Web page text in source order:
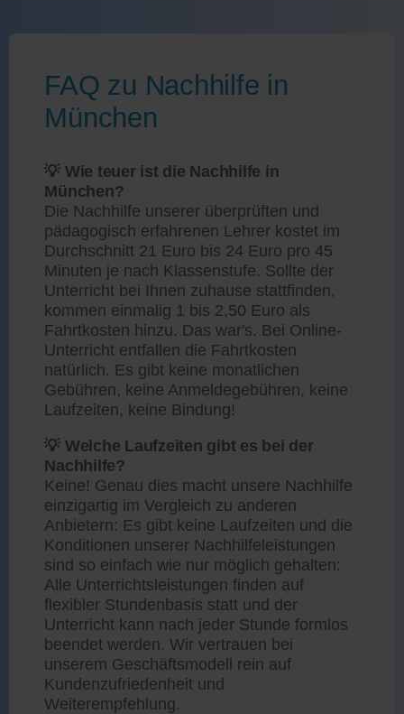
FAQ zu Nachhilfe in
München
💡 Wie teuer ist die Nachhilfe in
München?
Die Nachhilfe unserer überprüften und
pädagogisch erfahrenen Lehrer kostet im
Durchschnitt 21 Euro bis 24 Euro pro 45
Minuten je nach Klassenstufe. Sollte der
Unterricht bei Ihnen zuhause stattfinden,
kommen einmalig 1 bis 2,50 Euro als
Fahrtkosten hinzu. Das war's. Bei Online-
Unterricht entfallen die Fahrtkosten
natürlich. Es gibt keine monatlichen
Gebühren, keine Anmeldegebühren, keine
Laufzeiten, keine Bindung!
💡 Welche Laufzeiten gibt es bei der
Nachhilfe?
Keine! Genau dies macht unsere Nachhilfe
einzigartig im Vergleich zu anderen
Anbietern: Es gibt keine Laufzeiten und die
Konditionen unserer Nachhilfeleistungen
sind so einfach wie nur möglich gehalten:
Alle Unterrichtsleistungen finden auf
flexibler Stundenbasis statt und der
Unterricht kann nach jeder Stunde formlos
beendet werden. Wir vertrauen bei
unserem Geschäftsmodell rein auf
Kundenzufriedenheit und
Weiterempfehlung.